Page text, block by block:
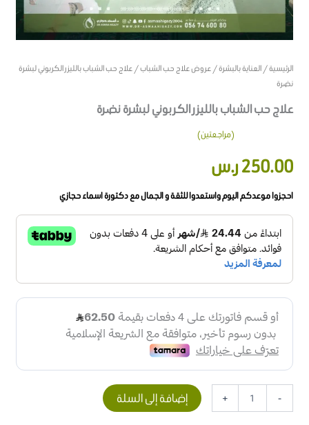
الرئيسية/العناية بالبشرة/عروض علاج حب الشباب/ علاج حب الشباب بالليزر الكربوني لبشرة
نضرة
علاج حب الشباب بالليزر الكربوني لبشرة نضرة
5.00
من 5
بناءً على
العملاء
(مراجعتين)
250.00ر.س
احجزوا موعدكم اليوم واستعدوا للثقة و الجمال مع دكتورة اسماء حجازي
-
+ إضافة إلى السلة